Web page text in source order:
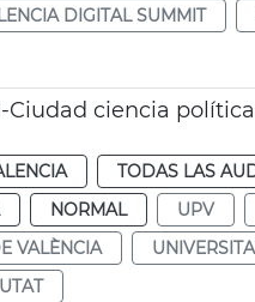
DIGITAL SUMMIT
ciencia
TODAS LAS
NORMAL UPV
VALÈNCIA